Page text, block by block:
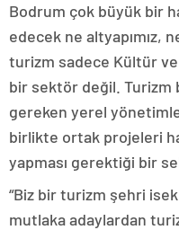
Bodrum çok büyük bir
edecek ne altyapımız,
turizm sadece Kültür ve
bir sektör değil. Turizm
gereken yerel
birlikte ortak projeleri
yapması gerektiği bir
“Biz bir turizm şehri
mutlaka adaylardan